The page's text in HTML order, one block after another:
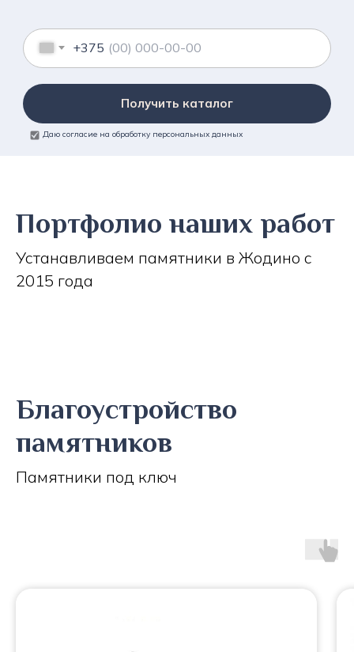
+375
Получить каталог
Даю согласие на обработку персональных данных
Портфолио наших работ
Устанавливаем памятники в Жодино с
2015 года
Благоустройство
памятников
Памятники под ключ